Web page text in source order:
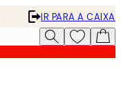
IR PARA A CAIXA